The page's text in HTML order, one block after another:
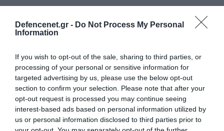
Defencenet.gr - Do Not Process My Personal
Information
If you wish to opt-out of the sale, sharing to third parties, or
processing of your personal or sensitive information for
targeted advertising by us, please use the below opt-out
section to confirm your selection. Please note that after your
opt-out request is processed you may continue seeing
interest-based ads based on personal information utilized by
us or personal information disclosed to third parties prior to